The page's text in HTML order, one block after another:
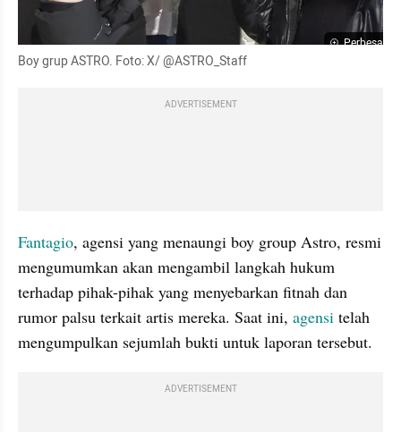
Perbesar
Boy grup ASTRO. Foto: X/ @ASTRO_Staff
ADVERTISEMENT
Fantagio, agensi yang menaungi boy group Astro, resmi
mengumumkan akan mengambil langkah hukum
terhadap pihak-pihak yang menyebarkan fitnah dan
rumor palsu terkait artis mereka. Saat ini, agensi telah
mengumpulkan sejumlah bukti untuk laporan tersebut.
ADVERTISEMENT